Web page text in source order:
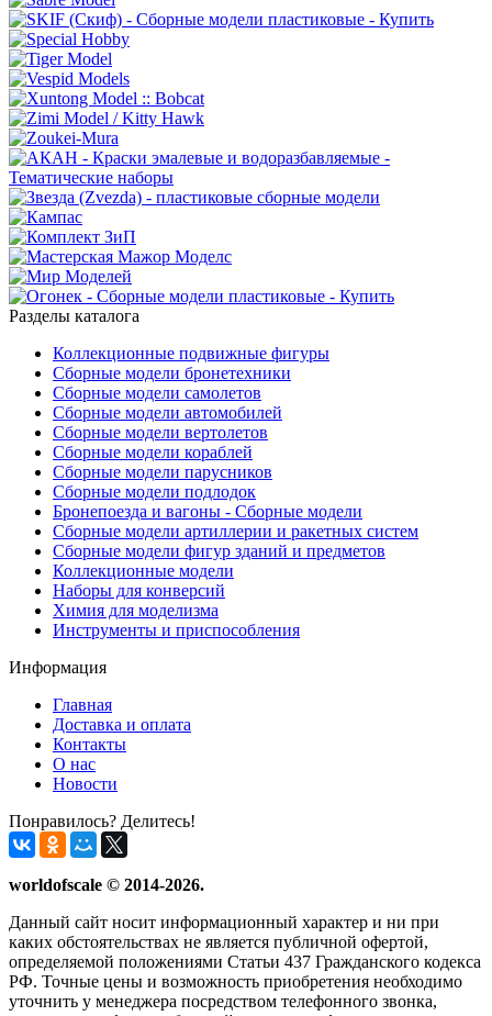
Разделы каталога
Коллекционные подвижные фигуры
Сборные модели бронетехники
Сборные модели самолетов
Сборные модели автомобилей
Сборные модели вертолетов
Сборные модели кораблей
Сборные модели парусников
Сборные модели подлодок
Бронепоезда и вагоны - Сборные модели
Сборные модели артиллерии и ракетных систем
Сборные модели фигур зданий и предметов
Коллекционные модели
Наборы для конверсий
Химия для моделизма
Инструменты и приспособления
Информация
Главная
Доставка и оплата
Контакты
О нас
Новости
Понравилось? Делитесь!
worldofscale © 2014-2026.
Данный сайт носит информационный характер и ни при
каких обстоятельствах не является публичной офертой,
определяемой положениями Статьи 437 Гражданского кодекса
РФ. Точные цены и возможность приобретения необходимо
уточнить у менеджера посредством телефонного звонка,